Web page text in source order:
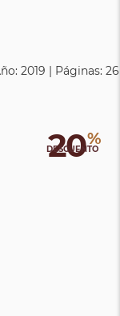
2019 | Páginas: 26
20%
DESCUENTO